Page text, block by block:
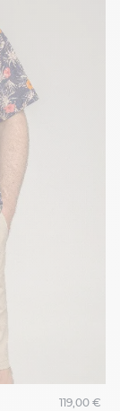
119,00 €